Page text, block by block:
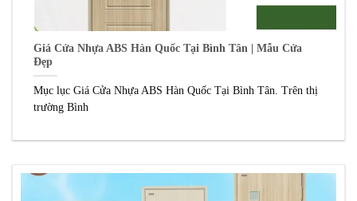
Giá Cửa Nhựa ABS Hàn Quốc Tại Bình Tân | Mẫu Cửa
Đẹp
Mục lục Giá Cửa Nhựa ABS Hàn Quốc Tại Bình Tân. Trên thị
trường Bình